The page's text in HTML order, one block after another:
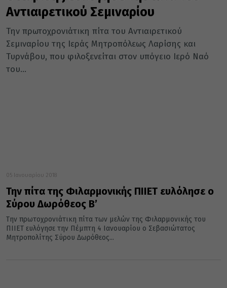
Αντιαιρετικού Σεμιναρίου
Την πρωτοχρονιάτικη πίτα του Αντιαιρετικού
Σεμιναρίου της Ιεράς Μητροπόλεως Λαρίσης και
Τυρνάβου, που φιλοξενείται στον υπόγειο Ιερό Ναό
του...
05 Ιανουαρίου 2018
Την πίτα της Φιλαρμονικής ΠΙΙΕΤ ευλόλησε ο
Σύρου Δωρόθεος Β’
Την πρωτοχρονιάτικη πίτα των μελών της Φιλαρμονικής του
ΠΙΙΕΤ ευλόγησε την Πέμπτη 4 Ιανουαρίου ο Σεβασιώτατος
Μητροπολίτης Σύρου Δωρόθεος...